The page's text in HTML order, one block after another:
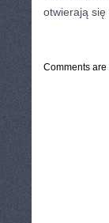
otwierają się
Comments are